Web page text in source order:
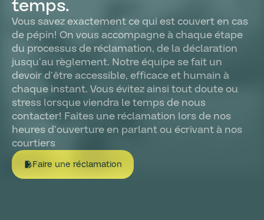
temps.
Vous savez exactement ce qui est couvert en cas
de pépin! On vous accompagne à chaque étape
du processus de réclamation, de la déclaration
jusqu’au règlement. Notre équipe se fait un
devoir d’être accessible, efficace et humain à
chaque instant. Vous évitez ainsi tout doute ou
stress lorsque viendra le temps de nous
contacter! Faites une réclamation lors de nos
heures d’ouverture en parlant ou écrivant à nos
courtiers
edit_documentFaire une réclamation